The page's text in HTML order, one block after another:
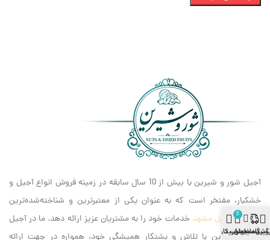
آجیل شور و شیرین با بیش از 10 سال سابقه در زمینه فروش انواع آجیل و
خشکبار، مفتخر است که به عنوان یکی از معتبرترین و شناخته‌شده‌ترین
برندهایآجیل مشهد خدمات خود را به مشتریان عزیز ارائه دهد. ما در آجیل
شور و شیرین با تلاش و پشتکار همیشگی خود، همواره در جهت ارائه
سفارش
سایدبار
0
سبد خرید
حساب کاربری